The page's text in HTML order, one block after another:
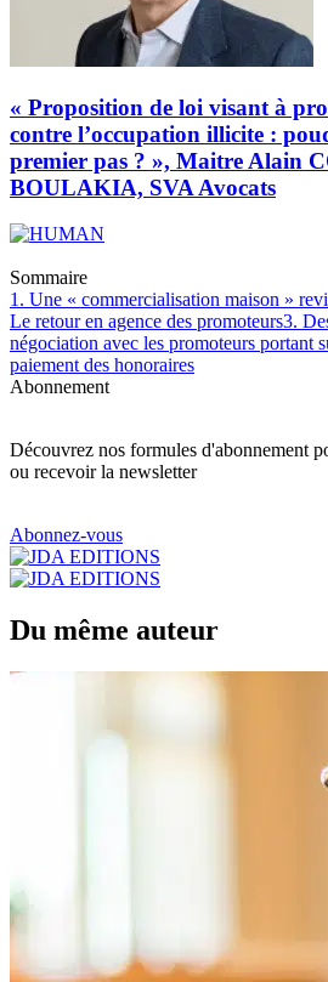
« Proposition de loi visant à
contre l’occupation illicite :
premier pas ? », Maitre Alain
BOULAKIA, SVA Avocats
Sommaire
1. Une « commercialisation maison »
Le retour en agence des promoteurs3.
négociation avec les promoteurs portant
paiement des honoraires
Abonnement
Découvrez nos formules d'abonnement
ou recevoir la newsletter
Abonnez-vous
Du même auteur